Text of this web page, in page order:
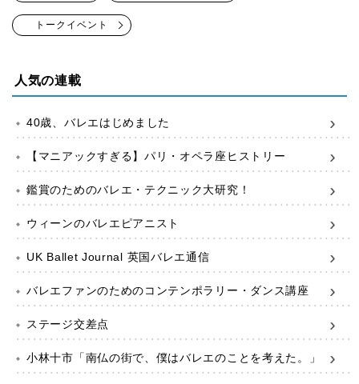
トークイベント
人気の連載
40歳、バレエはじめました
【マニアックすぎる】パリ・オペラ座ヒストリー
鑑賞のためのバレエ・テクニック大研究！
ウィーンのバレエピアニスト
UK Ballet Journal 英国バレエ通信
バレエファンのためのコンテンポラリー・ダンス講座
ステージ交差点
小林十市「南仏の街で、僕はバレエのことを考えた。」